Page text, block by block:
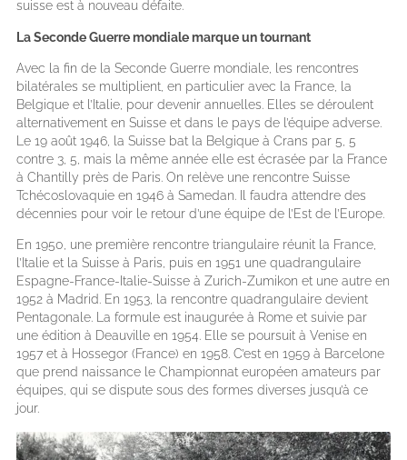
suisse est à nouveau défaite.
La Seconde Guerre mondiale marque un tournant
Avec la fin de la Seconde Guerre mondiale, les rencontres
bilatérales se multiplient, en particulier avec la France, la
Belgique et l’Italie, pour devenir annuelles. Elles se déroulent
alternativement en Suisse et dans le pays de l’équipe adverse.
Le 19 août 1946, la Suisse bat la Belgique à Crans par 5, 5
contre 3, 5, mais la même année elle est écrasée par la France
à Chantilly près de Paris. On relève une rencontre Suisse
Tchécoslovaquie en 1946 à Samedan. Il faudra attendre des
décennies pour voir le retour d’une équipe de l’Est de l’Europe.
En 1950, une première rencontre triangulaire réunit la France,
l’Italie et la Suisse à Paris, puis en 1951 une quadrangulaire
Espagne-France-Italie-Suisse à Zurich-Zumikon et une autre en
1952 à Madrid. En 1953, la rencontre quadrangulaire devient
Pentagonale. La formule est inaugurée à Rome et suivie par
une édition à Deauville en 1954. Elle se poursuit à Venise en
1957 et à Hossegor (France) en 1958. C’est en 1959 à Barcelone
que prend naissance le Championnat européen amateurs par
équipes, qui se dispute sous des formes diverses jusqu’à ce
jour.